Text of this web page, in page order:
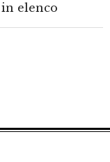
elenco